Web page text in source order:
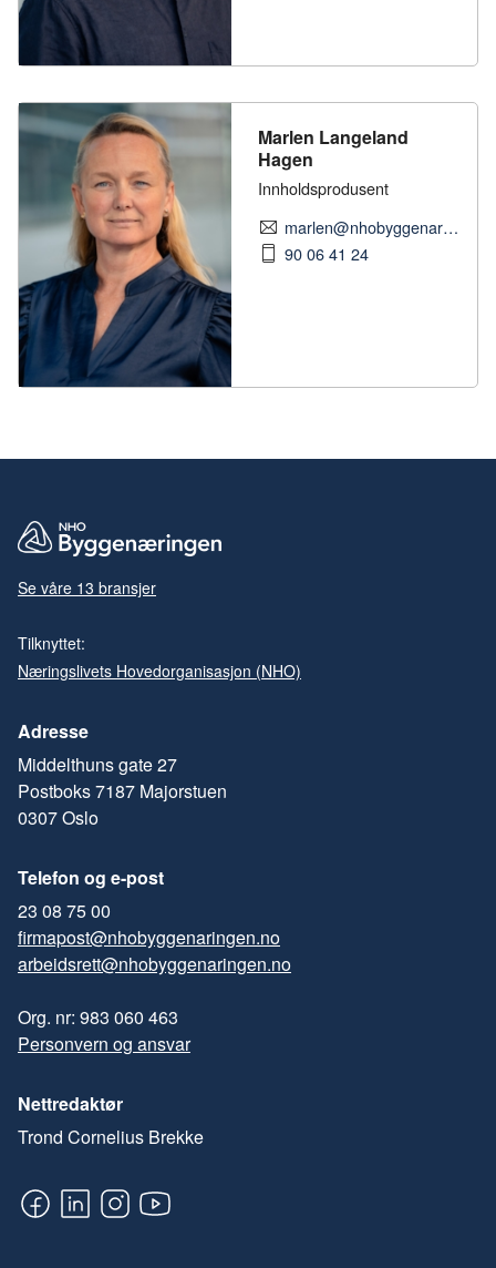
Marlen Langeland
Hagen
Innholdsprodusent
marlen@nhobyggenaringen.no
90 06 41 24
Se våre 13 bransjer
Tilknyttet:
Næringslivets Hovedorganisasjon (NHO)
Adresse
Middelthuns gate 27
Postboks 7187 Majorstuen
0307 Oslo
Telefon og e-post
23 08 75 00
firmapost@nhobyggenaringen.no
arbeidsrett@nhobyggenaringen.no
Org. nr: 983 060 463
Personvern og ansvar
Nettredaktør
Trond Cornelius Brekke